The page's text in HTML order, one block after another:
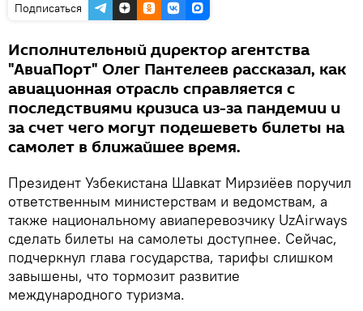
Подписаться
Исполнительный директор агентства
"АвиаПорт" Олег Пантелеев рассказал, как
авиационная отрасль справляется с
последствиями кризиса из-за пандемии и
за счет чего могут подешеветь билеты на
самолет в ближайшее время.
Президент Узбекистана Шавкат Мирзиёев поручил
ответственным министерствам и ведомствам, а
также национальному авиаперевозчику UzAirways
сделать билеты на самолеты доступнее. Сейчас,
подчеркнул глава государства, тарифы слишком
завышены, что тормозит развитие
международного туризма.